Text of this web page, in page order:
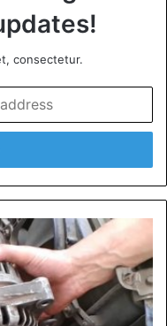
consectetur.